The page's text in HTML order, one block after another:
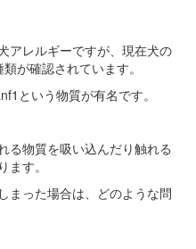
アレルギーですが、現在犬の
が確認されています。
という物質が有名です。
る物質を吸い込んだり触れる
す。
まった場合は、どのような問